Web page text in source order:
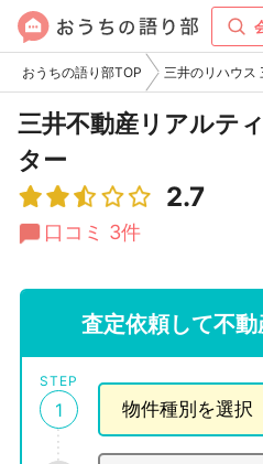
おうちの語り部TOP 三井のリハウス
三井不動産リアルテ
ター
2.7
口コミ 3件
査定依頼して不
STEP
1